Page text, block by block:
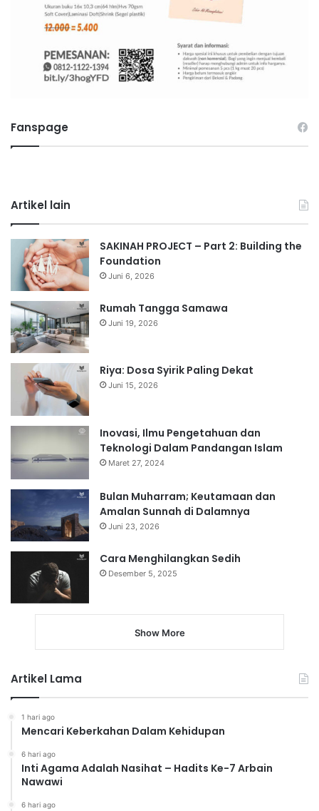
Fanspage
Artikel lain
SAKINAH PROJECT – Part 2: Building the
Foundation
Juni 6, 2026
Rumah Tangga Samawa
Juni 19, 2026
Riya: Dosa Syirik Paling Dekat
Juni 15, 2026
Inovasi, Ilmu Pengetahuan dan
Teknologi Dalam Pandangan Islam
Maret 27, 2024
Bulan Muharram; Keutamaan dan
Amalan Sunnah di Dalamnya
Juni 23, 2026
Cara Menghilangkan Sedih
Desember 5, 2025
Show More
Artikel Lama
1 hari ago
Mencari Keberkahan Dalam Kehidupan
6 hari ago
Inti Agama Adalah Nasihat – Hadits Ke-7 Arbain
Nawawi
6 hari ago